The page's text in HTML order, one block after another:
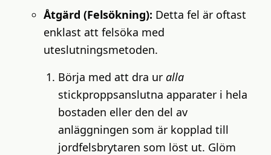
Åtgärd (Felsökning): Detta fel är oftast
enklast att felsöka med
uteslutningsmetoden.
Börja med att dra ur alla
stickproppsanslutna apparater i hela
bostaden eller den del av
anläggningen som är kopplad till
jordfelsbrytaren som löst ut. Glöm